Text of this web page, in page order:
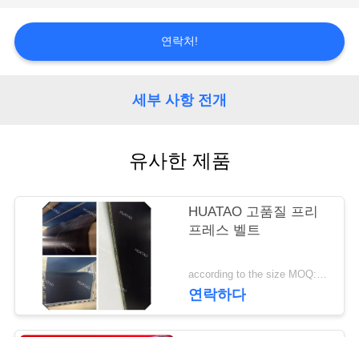
품
질
요
연락처!
세부 사항 전개
유사한 제품
HUATAO 고품질 프리
프레스 벨트
according to the size MOQ:12 PC
연락하다